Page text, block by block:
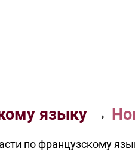
языку →
по французскому